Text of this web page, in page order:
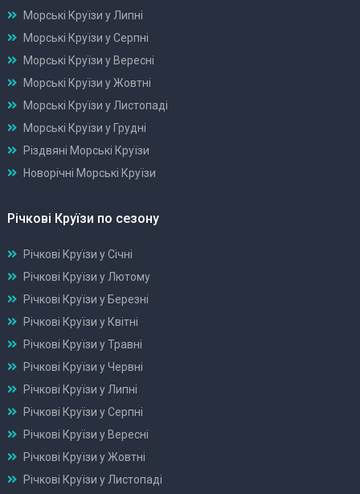
Морські Круїзи у Липні
Морські Круїзи у Серпні
Морські Круїзи у Вересні
Морські Круїзи у Жовтні
Морські Круїзи у Листопаді
Морські Круїзи у Грудні
Різдвяні Морські Круїзи
Новорічні Морські Круїзи
Річкові Круїзи по сезону
Річкові Круїзи у Січні
Річкові Круїзи у Лютому
Річкові Круїзи у Березні
Річкові Круїзи у Квітні
Річкові Круїзи у Травні
Річкові Круїзи у Червні
Річкові Круїзи у Липні
Річкові Круїзи у Серпні
Річкові Круїзи у Вересні
Річкові Круїзи у Жовтні
Річкові Круїзи у Листопаді